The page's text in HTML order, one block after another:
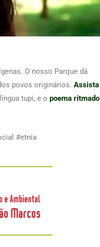
O nosso Parque dá
povos originários. Assista
tupi, e o poema ritmado
#etnia